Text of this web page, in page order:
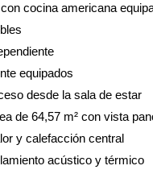
cocina americana
equipados
desde la sala de estar
de 64,57 m² con vista
y calefacción central
acústico y térmico